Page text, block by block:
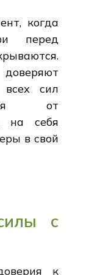
когда
перед
сил
от
на себя
в свой
с
к